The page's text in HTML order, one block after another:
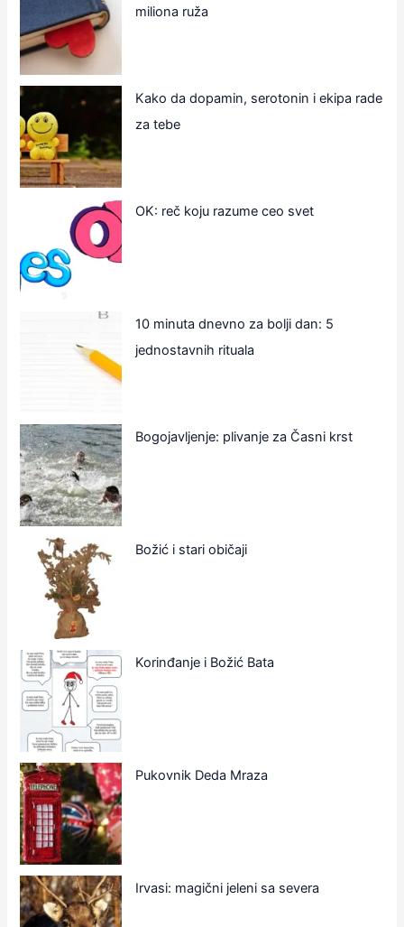
miliona ruža
Kako da dopamin, serotonin i ekipa rade
za tebe
OK: reč koju razume ceo svet
10 minuta dnevno za bolji dan: 5
jednostavnih rituala
Bogojavljenje: plivanje za Časni krst
Božić i stari običaji
Korinđanje i Božić Bata
Pukovnik Deda Mraza
Irvasi: magični jeleni sa severa